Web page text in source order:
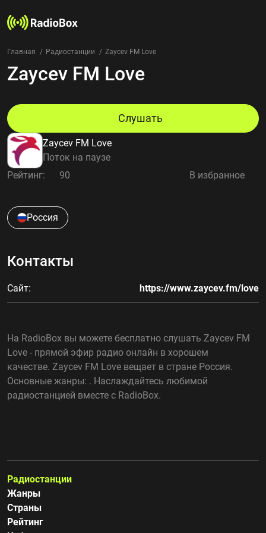
Радиостанции
Жанры
Страны
Избранное
О нас
Добавить радиостанцию
Конфиденциальность
Главная Радиостанции Zaycev FM Love
Zaycev FM Love
Zaycev FM Love
Поток на паузе
Слушать
Рейтинг: 90 В избранное
Россия
Контакты
Сайт: https://www.zaycev.fm/love
На RadioBox вы можете бесплатно слушать Zaycev FM
Love - прямой эфир радио онлайн в хорошем
качестве. Zaycev FM Love вещает в стране Россия.
Основные жанры: . Наслаждайтесь любимой
радиостанцией вместе с RadioBox.
Радиостанции
Жанры
Страны
Рейтинг